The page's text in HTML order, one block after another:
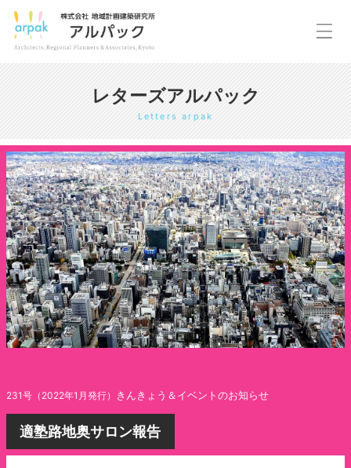
レターズアルパック
Letters arpak
231号（2022年1月発行） きんきょう＆イベントのお知らせ
適塾路地奥サロン報告